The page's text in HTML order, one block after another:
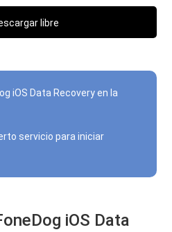
libre
iOS Data Recovery en la
servicio para iniciar
iOS Data